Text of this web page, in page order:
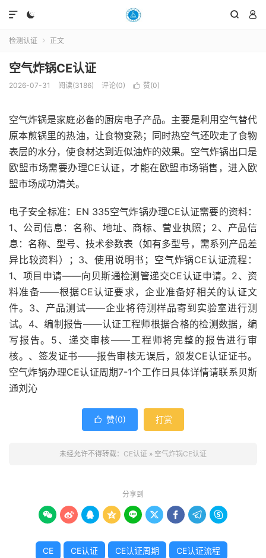
  

检测认证  正文
空气炸锅CE认证
2026-07-31 阅读(3186) 评论(0)  赞(0)
空气炸锅是家庭必备的厨房电子产品。主要是利用空气替代
原本煎锅里的热油，让食物变熟；同时热空气还吹走了食物
表层的水分，使食材达到近似油炸的效果。空气炸锅出口是
欧盟市场需要办理CE认证，才能在欧盟市场销售，进入欧
盟市场成功清关。
电子安全标准：EN 335空气炸锅办理CE认证需要的资料：
1、公司信息：名称、地址、商标、营业执照；2、产品信
息：名称、型号、技术参数表（如有多型号，需系列产品差
异比较资料）；3、使用说明书；空气炸锅CE认证流程：
1、项目申请——向贝斯通检测管递交CE认证申请。2、资
料准备——根据CE认证要求，企业准备好相关的认证文
件。3、产品测试——企业将待测样品寄到实验室进行测
试。4、编制报告——认证工程师根据合格的检测数据，编
写报告。5、递交审核——工程师将完整的报告进行审
核。、签发证书——报告审核无误后，颁发CE认证证书。
空气炸锅办理CE认证周期7-1个工作日具体详情请联系贝斯
通刘沁
 赞(0) 打赏
未经允许不得转载： CE认证 » 空气炸锅CE认证
分享到
        
CE CE认证 CE认证周期 CE认证流程